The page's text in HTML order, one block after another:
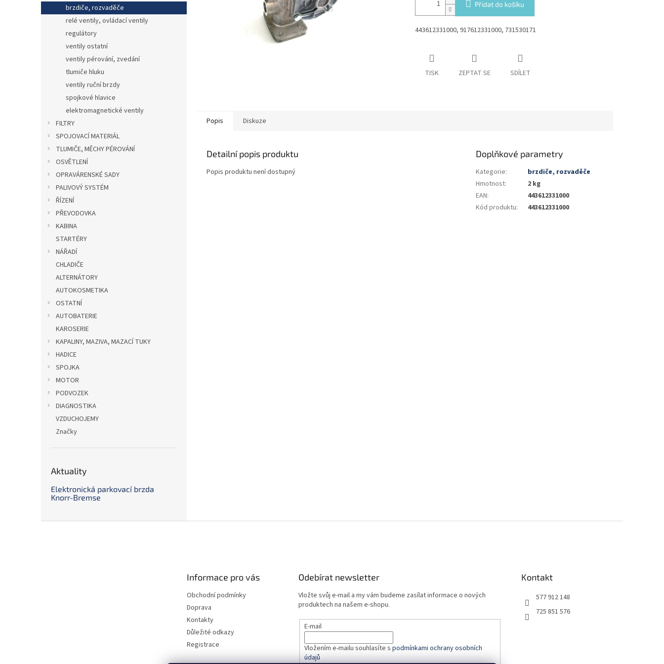
n
e
brzdiče, rozvaděče
relé ventily, ovládací ventily
regulátory
ventily ostatní
ventily pérování, zvedání
tlumiče hluku
ventily ruční brzdy
spojkové hlavice
elektromagnetické ventily
FILTRY
SPOJOVACÍ MATERIÁL
TLUMIČE, MĚCHY PÉROVÁNÍ
OSVĚTLENÍ
OPRAVÁRENSKÉ SADY
PALIVOVÝ SYSTÉM
ŘÍZENÍ
PŘEVODOVKA
KABINA
STARTÉRY
NÁŘADÍ
CHLADIČE
ALTERNÁTORY
AUTOKOSMETIKA
OSTATNÍ
AUTOBATERIE
KAROSERIE
KAPALINY, MAZIVA, MAZACÍ TUKY
HADICE
SPOJKA
MOTOR
PODVOZEK
DIAGNOSTIKA
VZDUCHOJEMY
Značky
Aktuality
Elektronická parkovací brzda
Knorr-Bremse
Přidat do košíku
443612331000, 917612331000, 731530171
TISK ZEPTAT SE SDÍLET
Popis Diskuze
Detailní popis produktu
Popis produktu není dostupný
Doplňkové parametry
Kategorie:
brzdiče, rozvaděče
Hmotnost:
2 kg
EAN:
443612331000
Kód produktu: 443612331000
Informace pro vás
Obchodní podmínky
Doprava
Kontakty
Důležité odkazy
Registrace
Odebírat newsletter
Vložte svůj e-mail a my vám budeme zasílat informace o nových
produktech na našem e-shopu.
E-mail
Vložením e-mailu souhlasíte s podmínkami ochrany osobních
údajů
Kontakt
577 912 148
725 851 576